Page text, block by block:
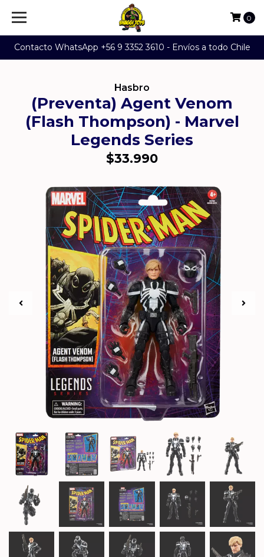
Contacto WhatsApp +56 9 3352 3610 - Envíos a todo Chile
0
Hasbro
(Preventa) Agent Venom
(Flash Thompson) - Marvel
Legends Series
$33.990